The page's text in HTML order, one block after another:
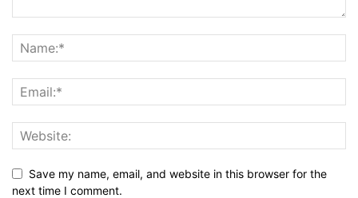
Save my name, email, and website in this browser for the
next time I comment.